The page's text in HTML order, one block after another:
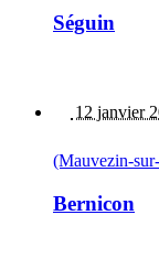
Séguin
12 janvier
(Mauvezin-
Bernicon